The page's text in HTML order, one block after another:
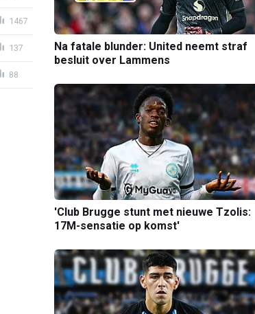
1467
137
88
Na fatale blunder: United neemt straf
besluit over Lammens
'Club Brugge stunt met nieuwe Tzolis:
17M-sensatie op komst'